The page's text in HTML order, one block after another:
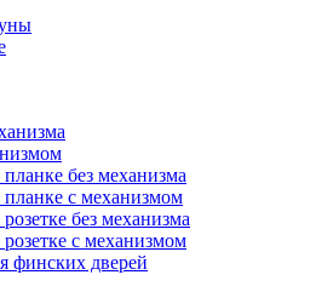
без механизма
с механизмом
без механизма
с механизмом
финских дверей